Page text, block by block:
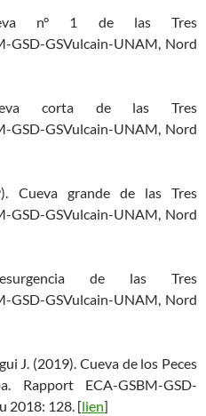
n° 1 de las Tres
GSD-GSVulcain-UNAM, Nord
corta de las Tres
GSD-GSVulcain-UNAM, Nord
Cueva grande de las Tres
GSD-GSVulcain-UNAM, Nord
de las Tres
GSD-GSVulcain-UNAM, Nord
J. (2019). Cueva de los Peces
Rapport ECA-GSBM-GSD-
2018: 128. [lien]